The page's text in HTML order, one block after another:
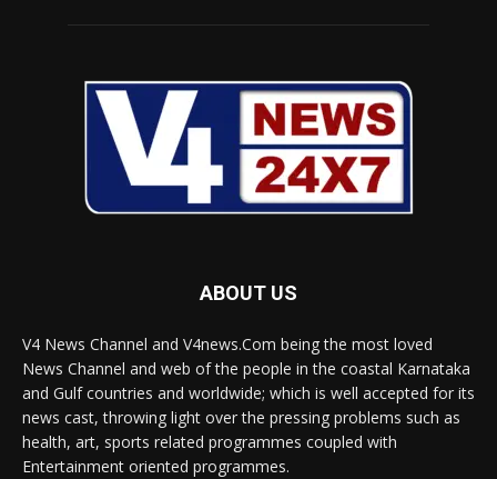
ABOUT US
V4 News Channel and V4news.Com being the most loved
News Channel and web of the people in the coastal Karnataka
and Gulf countries and worldwide; which is well accepted for its
news cast, throwing light over the pressing problems such as
health, art, sports related programmes coupled with
Entertainment oriented programmes.